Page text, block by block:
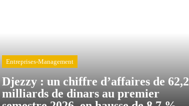
Entreprises-Management
Djezzy : un chiffre d’affaires de 62,2
milliards de dinars au premier